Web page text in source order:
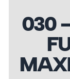
030